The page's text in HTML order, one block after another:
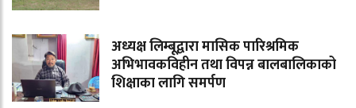
अध्यक्ष लिम्बूद्वारा मासिक पारिश्रमिक
अभिभावकविहीन तथा विपन्न बालबालिकाको
शिक्षाका लागि समर्पण